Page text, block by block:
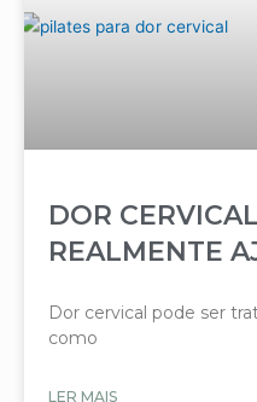
DOR
REALMENTE
Dor cervical pode ser
como
LER MAIS